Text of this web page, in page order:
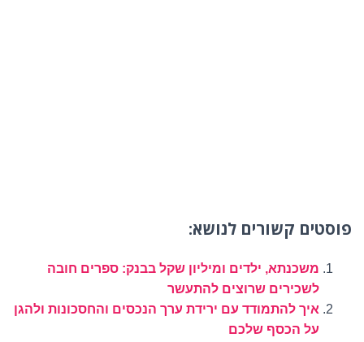
פוסטים קשורים לנושא:
משכנתא, ילדים ומיליון שקל בבנק: ספרים חובה
לשכירים שרוצים להתעשר
איך להתמודד עם ירידת ערך הנכסים והחסכונות ולהגן
על הכסף שלכם